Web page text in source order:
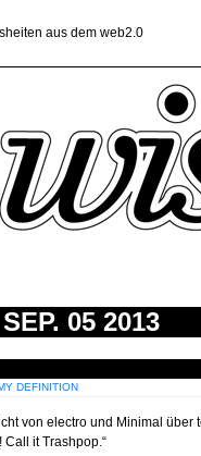
aus dem web2.0
SEP. 05 2013
DEFINITION
von electro und Minimal
it Trashpop.“